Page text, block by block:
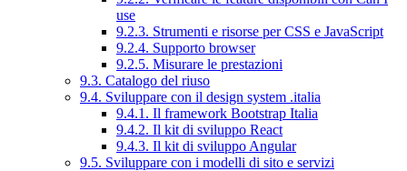
use
9.2.3. Strumenti e risorse per CSS e JavaScript
9.2.4. Supporto browser
9.2.5. Misurare le prestazioni
9.3. Catalogo del riuso
9.4. Sviluppare con il design system .italia
9.4.1. Il framework Bootstrap Italia
9.4.2. Il kit di sviluppo React
9.4.3. Il kit di sviluppo Angular
9.5. Sviluppare con i modelli di sito e servizi